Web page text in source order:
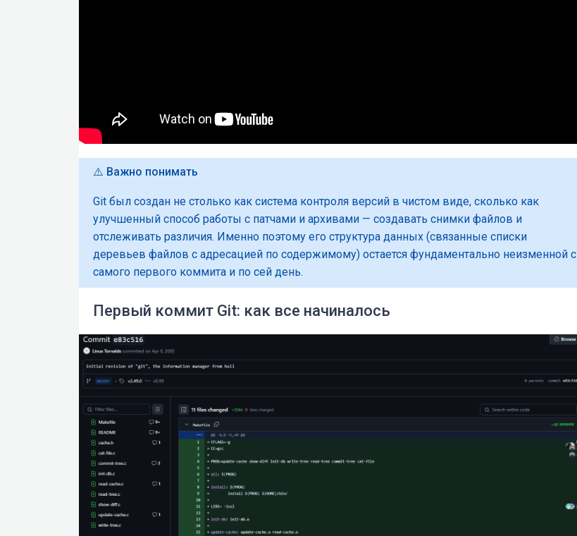
⚠️ Важно понимать
Git был создан не столько как система контроля версий в чистом виде, сколько как
улучшенный способ работы с патчами и архивами — создавать снимки файлов и
отслеживать различия. Именно поэтому его структура данных (связанные списки
деревьев файлов с адресацией по содержимому) остается фундаментально неизменной с
самого первого коммита и по сей день.
Первый коммит Git: как все начиналось